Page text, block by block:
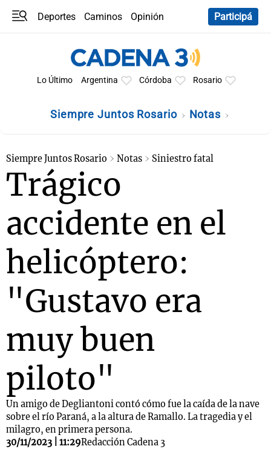
Deportes Caminos
Opinión
Participá
Lo Último Argentina Córdoba Rosario
Siempre Juntos Rosario Notas
Siempre Juntos Rosario Notas Siniestro fatal
Trágico
accidente en el
helicóptero:
"Gustavo era
muy buen
piloto"
Un amigo de Degliantoni contó cómo fue la caída de la nave
sobre el río Paraná, a la altura de Ramallo. La tragedia y el
milagro, en primera persona.
30/11/2023 | 11:29Redacción Cadena 3